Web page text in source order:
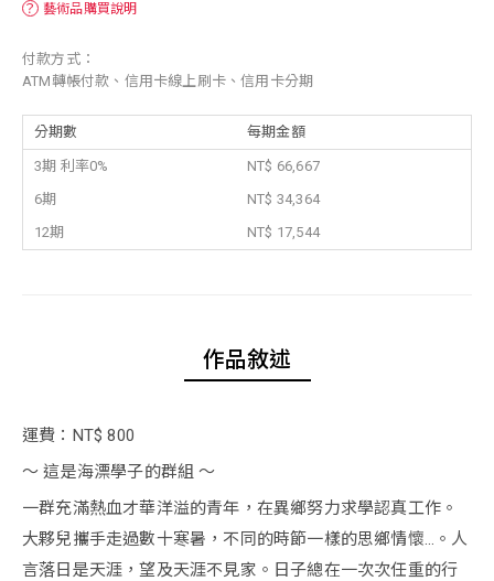
？ 藝術品購買說明
付款方式：
ATM轉帳付款、信用卡線上刷卡、信用卡分期
分期數 每期金額
3期 利率0%
NT$ 66,667
6期
NT$ 34,364
12期
NT$ 17,544
作品敘述
運費：NT$ 800
～ 這是海漂學子的群組 ～
一群充滿熱血才華洋溢的青年，在異鄉努力求學認真工作。
大夥兒攜手走過數十寒暑，不同的時節一樣的思鄉情懷…。人
言落日是天涯，望及天涯不見家。日子總在一次次任重的行